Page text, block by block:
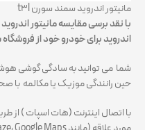
مانیتور اندروید سمند سورن t3l
با نقد برسی
اندروید برای خودرو خود از
شما می توانید به سادگی گوشی
حین رانندگی موزیک یا مکالمه با
با اتصال اینترنت (هات اسپات ) از